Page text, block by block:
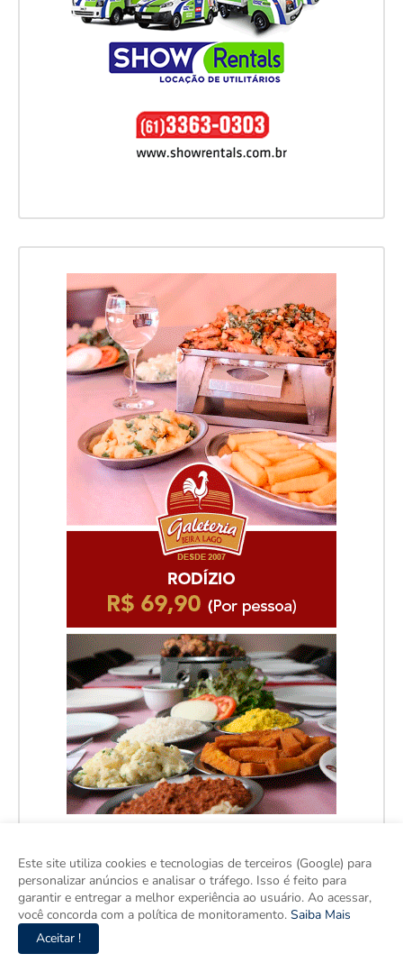
Este site utiliza cookies e tecnologias de terceiros (Google) para
personalizar anúncios e analisar o tráfego. Isso é feito para
garantir e entregar a melhor experiência ao usuário. Ao acessar,
você concorda com a política de monitoramento. Saiba Mais
Aceitar !